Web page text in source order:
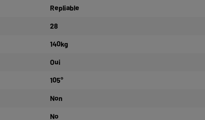
Repliable
28
140kg
Oui
105°
Non
No